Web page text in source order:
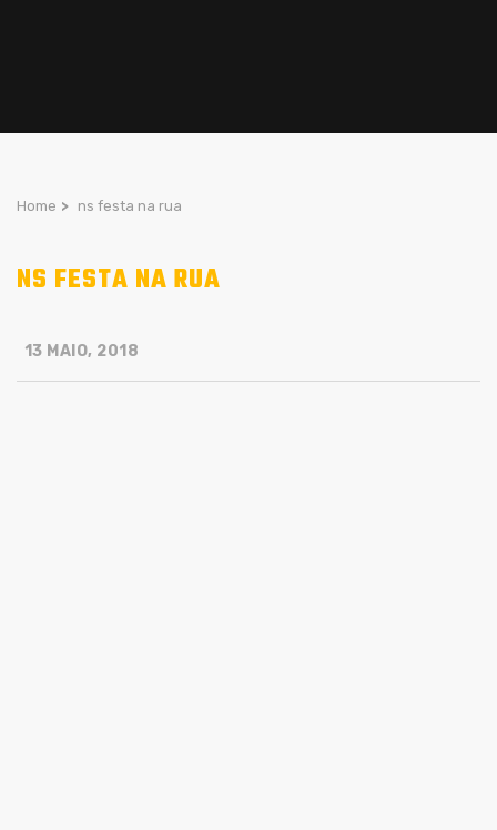
Home > ns festa na rua
NS FESTA NA RUA
13 MAIO, 2018